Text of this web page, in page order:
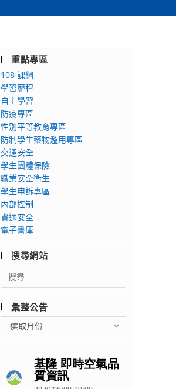
重點專區
108 課綱
學習歷程
自主學習
防疫專區
性別平等教育專區
防制學生藥物濫用專區
交通安全
學生團體保險
職業安全衛生
學生申訴專區
內部控制
資通安全
電子書庫
搜尋網站
Search
for:
彙整公告
整
選取月份